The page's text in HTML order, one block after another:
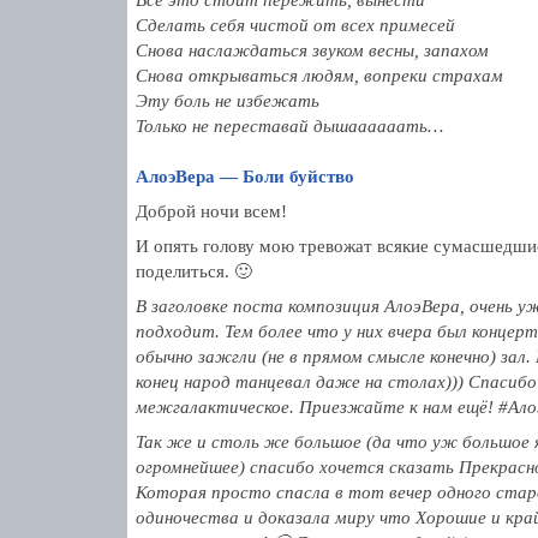
Сделать себя чистой от всех примесей
Снова наслаждаться звуком весны, запахом
Снова открываться людям, вопреки страхам
Эту боль не избежать
Только не переставай дышаааааать…
АлоэВера — Боли буйство
Доброй ночи всем!
И опять голову мою тревожат всякие
поделиться. 🙂
В заголовке поста композиция АлоэВера, очень
подходит. Тем более что у них вчера был
обычно зажгли (не в прямом смысле конечно)
конец народ танцевал даже на столах)))
межгалактическое. Приезжайте к нам ещё!
Так же и столь же большое (да что уж большое
огромнейшее) спасибо хочется сказать
Которая просто спасла в тот вечер одного
одиночества и доказала миру что Хорошие и